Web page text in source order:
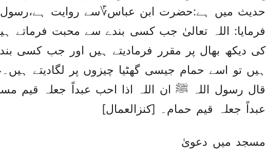
حدیث میں ہے:حضرت ابن عباس؆سے روایت ہے،رسول
فرمایا: اللہ تعالیٰ جب کسی بندے سے محبت فرماتے
کی دیکھ بھال پر مقرر فرمادیتے ہیں اور جب کسی
ہیں تو اسے حمام جیسی گھٹیا چیزوں پر لگادیتے
قال رسول اللہ ﷺ ان اللہ اذا احب عبداً جعلہ قیم
عبداً جعلہ قیم حمام۔ [کنزالعمال]
مسجد میں دعویٰ